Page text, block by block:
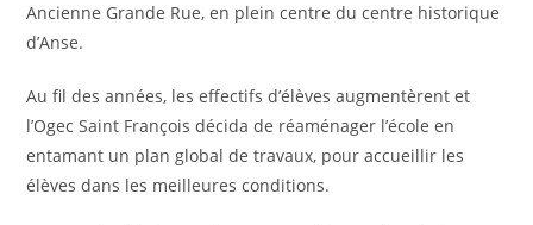
Ancienne Grande Rue, en plein centre du centre historique
d’Anse.
Au fil des années, les effectifs d’élèves augmentèrent et
l’Ogec Saint François décida de réaménager l’école en
entamant un plan global de travaux, pour accueillir les
élèves dans les meilleures conditions.